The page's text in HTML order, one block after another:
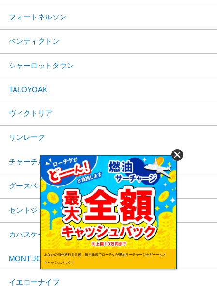
フォートネルソン
ペンティクトン
シャーロットタウン
TALOYOAK
ヴィクトリア
リンレーク
チャーチル
グースベイ
セントジョーンズ
カパスケーシング
MONT JOLI
イエローナイフ
あなたの海外旅行を応援！毎月抽選でローチケが燃油サーチャージをどーーんと
キャッシュバック！